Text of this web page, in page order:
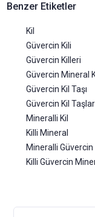
Benzer Etiketler
Kil
Güvercin Kili
Güvercin Killeri
Güvercin Mineral
Güvercin Kil Taşı
Güvercin Kil
Mineralli Kil
Killi Mineral
Mineralli Güvercin
Killi Güvercin